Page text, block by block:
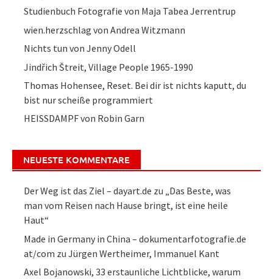
Studienbuch Fotografie von Maja Tabea Jerrentrup
wien.herzschlag von Andrea Witzmann
Nichts tun von Jenny Odell
Jindřich Štreit, Village People 1965-1990
Thomas Hohensee, Reset. Bei dir ist nichts kaputt, du
bist nur scheiße programmiert
HEISSDAMPF von Robin Garn
NEUESTE KOMMENTARE
Der Weg ist das Ziel – dayart.de zu „Das Beste, was
man vom Reisen nach Hause bringt, ist eine heile
Haut“
Made in Germany in China – dokumentarfotografie.de
at/com zuJürgen Wertheimer, Immanuel Kant
Axel Bojanowski, 33 erstaunliche Lichtblicke, warum